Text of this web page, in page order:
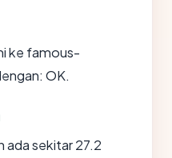
ke famous-
OK.
sekitar 27.2